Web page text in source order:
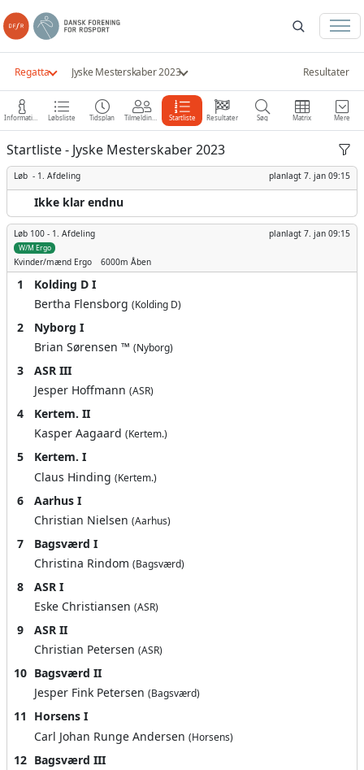
Regatta Jyske Mesterskaber 2023 Resultater
Information Løbsliste Tidsplan Tilmeldinger Startliste Resultater Søg Matrix Mere
Startliste - Jyske Mesterskaber 2023
Løb - 1. Afdeling planlagt 7. jan 09:15
Ikke klar endnu
Løb 100 - 1. Afdeling planlagt 7. jan 09:15
W/M Ergo
Kvinder/mænd Ergo 6000m Åben
1
Kolding D I
Bertha Flensborg (Kolding D)
2
Nyborg I
Brian Sørensen ™ (Nyborg)
3
ASR III
Jesper Hoffmann (ASR)
4
Kertem. II
Kasper Aagaard (Kertem.)
5
Kertem. I
Claus Hinding (Kertem.)
6
Aarhus I
Christian Nielsen (Aarhus)
7
Bagsværd I
Christina Rindom (Bagsværd)
8
ASR I
Eske Christiansen (ASR)
9
ASR II
Christian Petersen (ASR)
10 Bagsværd II
Jesper Fink Petersen (Bagsværd)
11
Horsens I
Carl Johan Runge Andersen (Horsens)
12 Bagsværd III